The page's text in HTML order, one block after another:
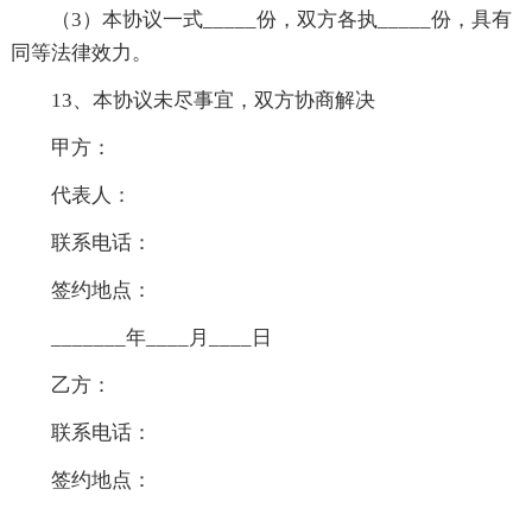
（3）本协议一式_____份，双方各执_____份，具有
同等法律效力。
13、本协议未尽事宜，双方协商解决
甲方：
代表人：
联系电话：
签约地点：
_______年____月____日
乙方：
联系电话：
签约地点：